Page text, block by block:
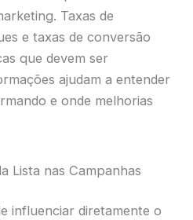
Taxas de
e taxas de conversão
que devem ser
ajudam a entender
e onde melhorias
Lista nas Campanhas
influenciar diretamente o